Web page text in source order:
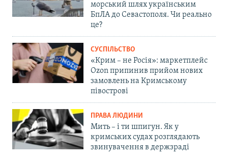
морський шлях українським
БпЛА до Севастополя. Чи реально
це?
СУСПІЛЬСТВО
«Крим – не Росія»: маркетплейс
Ozon припинив прийом нових
замовлень на Кримському
півострові
ПРАВА ЛЮДИНИ
Мить – і ти шпигун. Як у
кримських судах розглядають
звинувачення в держзраді